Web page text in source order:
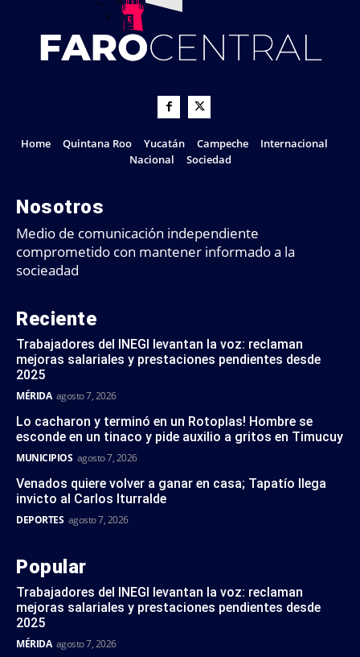
Home Quintana Roo Yucatán Campeche
Internacional
Nacional
Sociedad
Nosotros
Medio de comunicación independiente
comprometido con mantener informado a la
socieadad
Reciente
Trabajadores del INEGI levantan la voz: reclaman
mejoras salariales y prestaciones pendientes desde
2025
MÉRIDA agosto 7, 2026
Lo cacharon y terminó en un Rotoplas! Hombre se
esconde en un tinaco y pide auxilio a gritos en Timucuy
MUNICIPIOS agosto 7, 2026
Venados quiere volver a ganar en casa; Tapatío llega
invicto al Carlos Iturralde
DEPORTES agosto 7, 2026
Popular
Trabajadores del INEGI levantan la voz: reclaman
mejoras salariales y prestaciones pendientes desde
2025
MÉRIDA agosto 7, 2026